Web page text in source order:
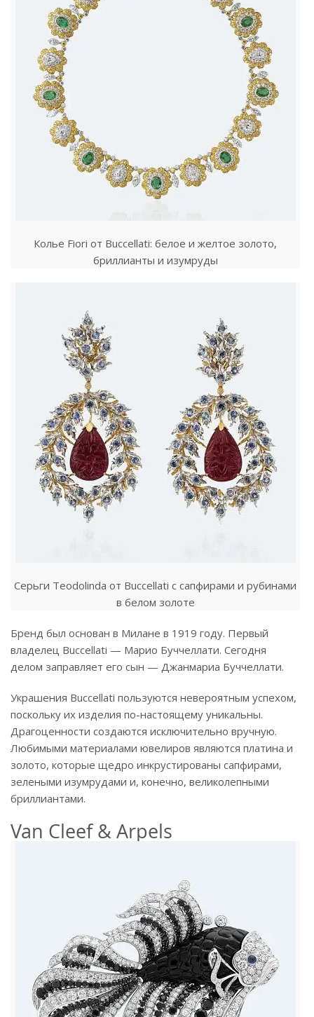
Колье Fiori от Buccellati: белое и желтое золото,
бриллианты и изумруды
Серьги Teodolinda от Buccellati с сапфирами и рубинами
в белом золоте
Бренд был основан в Милане в 1919 году. Первый
владелец Buccellati — Марио Буччеллати. Сегодня
делом заправляет его сын — Джанмариа Буччеллати.
Украшения Buccellati пользуются невероятным успехом,
поскольку их изделия по-настоящему уникальны.
Драгоценности создаются исключительно вручную.
Любимыми материалами ювелиров являются платина и
золото, которые щедро инкрустированы сапфирами,
зелеными изумрудами и, конечно, великолепными
бриллиантами.
Van Cleef & Arpels